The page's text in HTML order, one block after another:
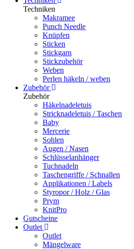
Techniken
Makramee
Punch Needle
Knüpfen
Sticken
Stickgarn
Stickzubehör
Weben
Perlen häkeln / weben
Zubehör
Zubehör
Häkelnadeletuis
Stricknadeletuis / Taschen
Baby
Mercerie
Sohlen
Augen / Nasen
Schlüsselanhänger
Tuchnadeln
Taschengriffe / Schnallen
Applikationen / Labels
Styropor / Holz / Glas
Prym
KnitPro
Gutscheine
Outlet
Outlet
Mängelware